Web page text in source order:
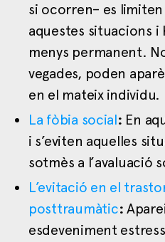
si ocorren– es
aquestes situacions i
menys permanent.
vegades, poden
en el mateix individu.
La fòbia social: En
i s’eviten aquelles
sotmès a l’avaluació
L’evitació en el
posttraumàtic:
esdeveniment